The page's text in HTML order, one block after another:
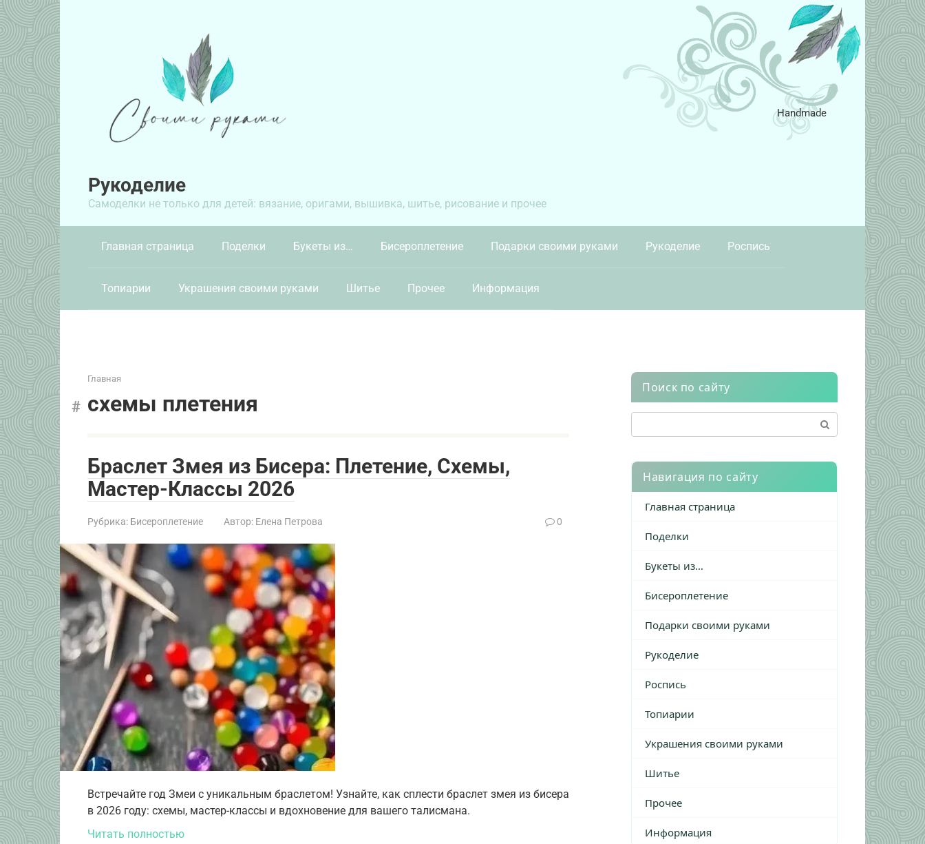
Перейти
к
контенту
Рукоделие
Самоделки не только для детей: вязание, оригами, вышивка, шитье, рисование и прочее
Handmade
Главная страница Поделки Букеты из… Бисероплетение Подарки своими руками Рукоделие Роспись
Топиарии Украшения своими руками Шитье Прочее Информация
Главная
схемы плетения
Браслет Змея из Бисера: Плетение, Схемы,
Мастер-Классы 2026
Рубрика: Бисероплетение Автор: Елена Петрова 0
Встречайте год Змеи с уникальным браслетом! Узнайте, как сплести браслет змея из бисера
в 2026 году: схемы, мастер-классы и вдохновение для вашего талисмана.
Читать полностью
Поиск по сайту
Навигация по сайту
Главная страница
Поделки
Букеты из…
Бисероплетение
Подарки своими руками
Рукоделие
Роспись
Топиарии
Украшения своими руками
Шитье
Прочее
Информация